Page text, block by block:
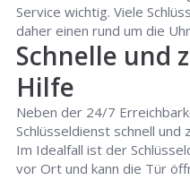
Service wichtig. Viele
daher einen rund um die
Schnelle und
Hilfe
Neben der 24/7
Schlüsseldienst schnell und
Im Idealfall ist der
vor Ort und kann die Tür